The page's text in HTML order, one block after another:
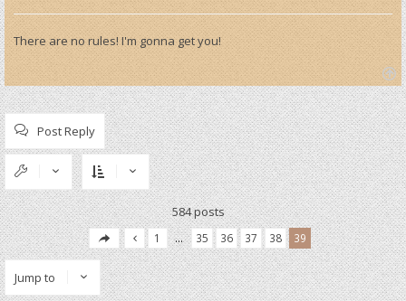
There are no rules! I'm gonna get you!
T
o
p
Post Reply
584 posts
1 … 35 36 37 38 39
Jump to